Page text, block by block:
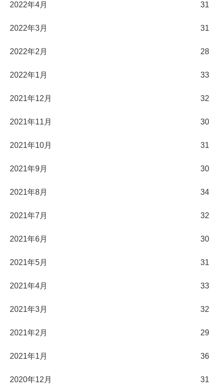
2022年4月 31
2022年3月 31
2022年2月 28
2022年1月 33
2021年12月 32
2021年11月 30
2021年10月 31
2021年9月 30
2021年8月 34
2021年7月 32
2021年6月 30
2021年5月 31
2021年4月 33
2021年3月 32
2021年2月 29
2021年1月 36
2020年12月 31